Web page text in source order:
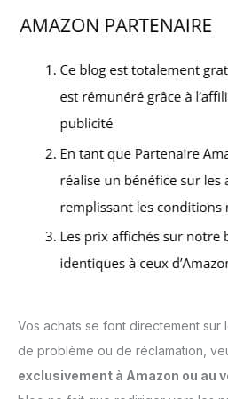
Vos achats se font directement sur
de problème ou de réclamation,
exclusivement à Amazon ou au